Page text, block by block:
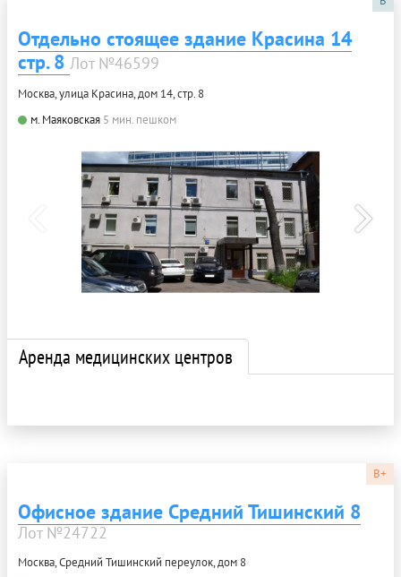
Отдельно стоящее здание Красина 14
стр. 8 Лот №46599
Москва, улица Красина, дом 14, стр. 8
м. Маяковская 5 мин. пешком
Аренда медицинских центров
B+
Офисное здание Средний Тишинский 8
Лот №24722
Москва, Средний Тишинский переулок, дом 8